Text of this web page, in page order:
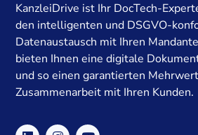
KanzleiDrive ist Ihr DocTech-
den intelligenten und DSGVO-
Datenaustausch mit Ihren
bieten Ihnen eine digitale
und so einen garantierten
Zusammenarbeit mit Ihren Kunden.